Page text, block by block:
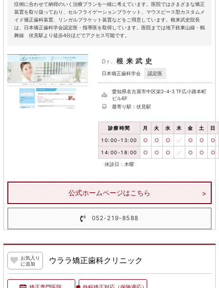
症例に合わせて納得のいく治療プランを一緒に考えています。医院ではさまざまな矯正
装置を取り扱っており、セルフライゲーションブラケット、マウスピース型カスタムメ
イド矯正歯科装置、リンガルブラケット装置などをご用意しています。根来武史院長
は、日本矯正歯科学会認定医・指導医を取得しています。医院までは地下鉄東山線・鶴
舞線 伏見駅より徒歩4分ほどでアクセス可能です。
Dr. 根来武史
日本矯正歯科学会 認定医
愛知県名古屋市中区栄2-4-3 TF広小路本町
ビル6F
最寄り駅：伏見駅
診療時間 月 火 水 木 金 土 日
10:00-13:00 ○ ○ ○ ／ ○ ○ ○
14:00-18:00 ○ ○ ○ ／ ○ ○ ○
休診日：木曜
公式ホームページはこちら
052-219-8588
お気入り
に追加
ウララ矯正歯科クリニック